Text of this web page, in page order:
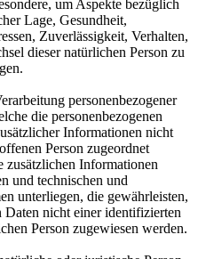
um Aspekte bezüglich
Lage, Gesundheit,
Zuverlässigkeit, Verhalten,
dieser natürlichen Person zu
personenbezogener
die personenbezogenen
Informationen nicht
Person zugeordnet
zusätzlichen Informationen
und technischen und
unterliegen, die gewährleisten,
Daten nicht einer identifizierten
Person zugewiesen werden.